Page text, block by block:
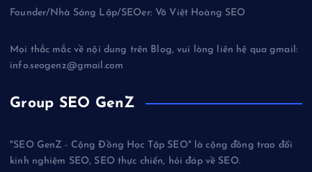
Founder/Nhà Sáng Lập/SEOer: Võ Việt Hoàng SEO
Mọi thắc mắc về nội dung trên Blog, vui lòng liên hệ qua gmail:
info.seogenz@gmail.com
Group SEO GenZ
"SEO GenZ - Cộng Đồng Học Tập SEO" là cộng đồng trao đổi
kinh nghiệm SEO, SEO thực chiến, hỏi đáp về SEO.